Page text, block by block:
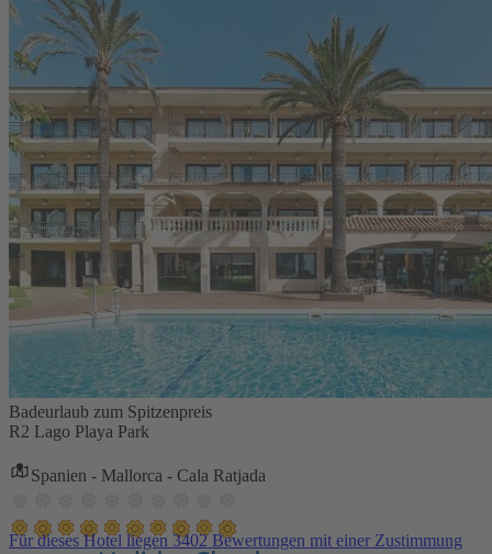
Badeurlaub zum Spitzenpreis
R2 Lago Playa Park
Spanien - Mallorca - Cala Ratjada
Für dieses Hotel liegen 3402 Bewertungen mit einer Zustimmung